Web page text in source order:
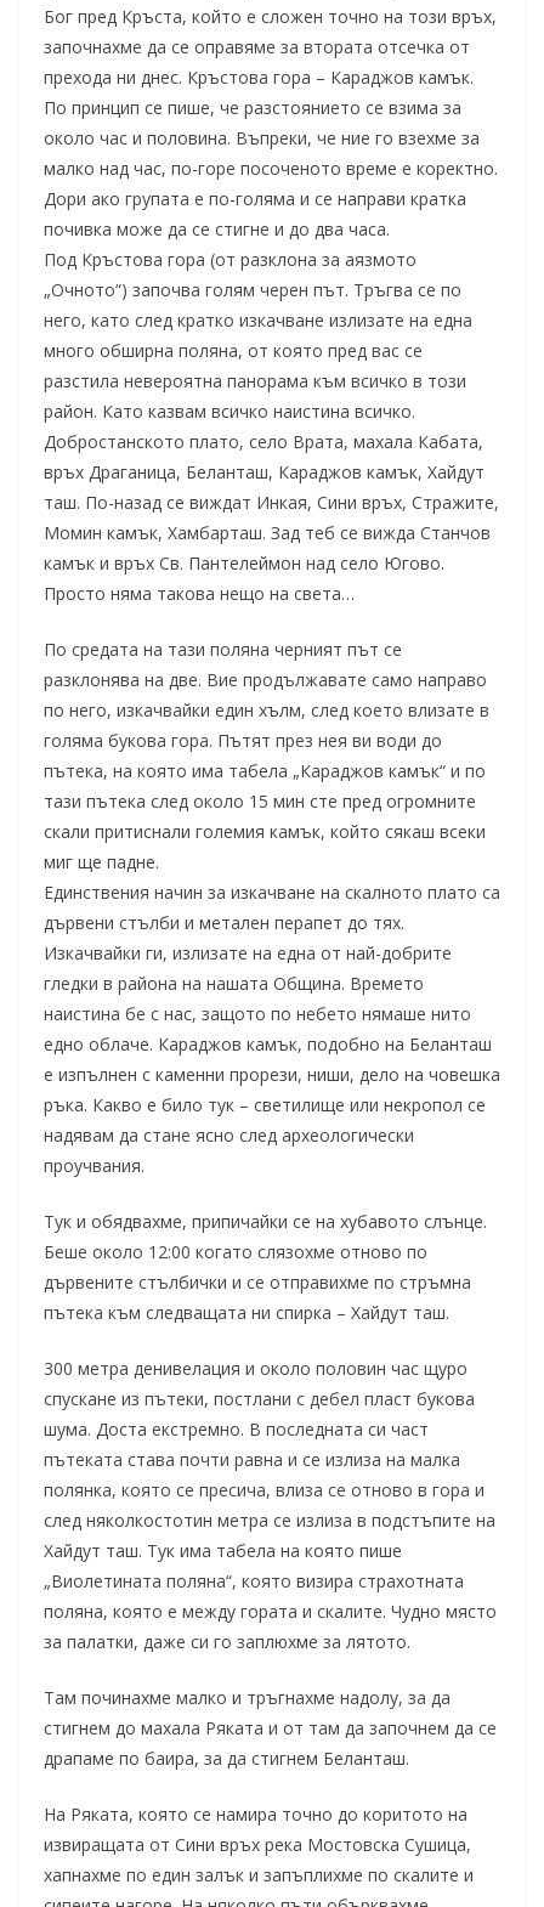
Бог пред Кръста, който е сложен точно на този връх,
започнахме да се оправяме за втората отсечка от
прехода ни днес. Кръстова гора – Караджов камък.
По принцип се пише, че разстоянието се взима за
около час и половина. Въпреки, че ние го взехме за
малко над час, по-горе посоченото време е коректно.
Дори ако групата е по-голяма и се направи кратка
почивка може да се стигне и до два часа.
Под Кръстова гора (от разклона за аязмото
„Очното“) започва голям черен път. Тръгва се по
него, като след кратко изкачване излизате на една
много обширна поляна, от която пред вас се
разстила невероятна панорама към всичко в този
район. Като казвам всичко наистина всичко.
Добростанското плато, село Врата, махала Кабата,
връх Драганица, Беланташ, Караджов камък, Хайдут
таш. По-назад се виждат Инкая, Сини връх, Стражите,
Момин камък, Хамбарташ. Зад теб се вижда Станчов
камък и връх Св. Пантелеймон над село Югово.
Просто няма такова нещо на света…
По средата на тази поляна черният път се
разклонява на две. Вие продължавате само направо
по него, изкачвайки един хълм, след което влизате в
голяма букова гора. Пътят през нея ви води до
пътека, на която има табела „Караджов камък“ и по
тази пътека след около 15 мин сте пред огромните
скали притиснали големия камък, който сякаш всеки
миг ще падне.
Единствения начин за изкачване на скалното плато са
дървени стълби и метален перапет до тях.
Изкачвайки ги, излизате на една от най-добрите
гледки в района на нашата Община. Времето
наистина бе с нас, защото по небето нямаше нито
едно облаче. Караджов камък, подобно на Беланташ
е изпълнен с каменни прорези, ниши, дело на човешка
ръка. Какво е било тук – светилище или некропол се
надявам да стане ясно след археологически
проучвания.
Тук и обядвахме, припичайки се на хубавото слънце.
Беше около 12:00 когато слязохме отново по
дървените стълбички и се отправихме по стръмна
пътека към следващата ни спирка – Хайдут таш.
300 метра денивелация и около половин час щуро
спускане из пътеки, постлани с дебел пласт букова
шума. Доста екстремно. В последната си част
пътеката става почти равна и се излиза на малка
полянка, която се пресича, влиза се отново в гора и
след няколкостотин метра се излиза в подстъпите на
Хайдут таш. Тук има табела на която пише
„Виолетината поляна“, която визира страхотната
поляна, която е между гората и скалите. Чудно място
за палатки, даже си го заплюхме за лятото.
Там починахме малко и тръгнахме надолу, за да
стигнем до махала Ряката и от там да започнем да се
драпаме по баира, за да стигнем Беланташ.
На Ряката, която се намира точно до коритото на
извиращата от Сини връх река Мостовска Сушица,
хапнахме по един залък и запъплихме по скалите и